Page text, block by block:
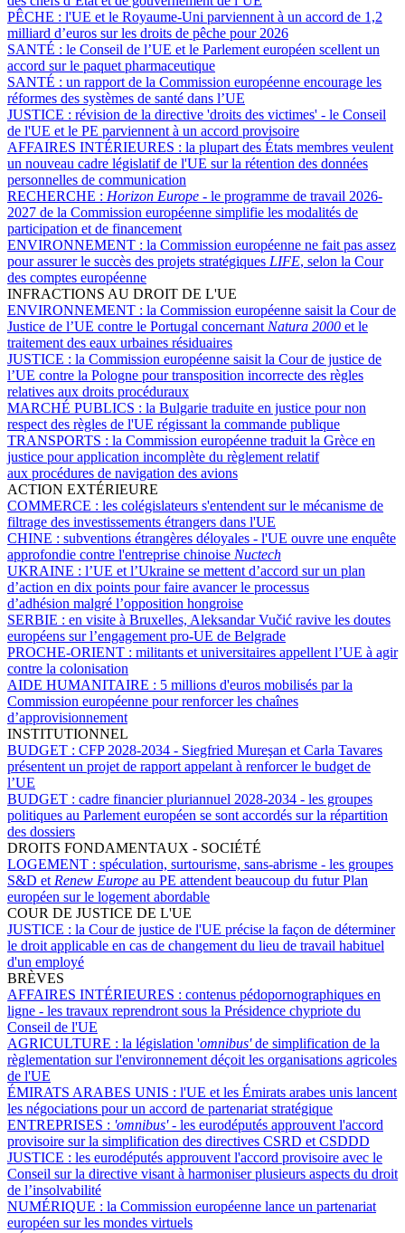
PÊCHE : l'UE et le Royaume-Uni parviennent à un accord de 1,2
milliard d’euros sur les droits de pêche pour 2026
SANTÉ : le Conseil de l’UE et le Parlement européen scellent un
accord sur le paquet pharmaceutique
SANTÉ : un rapport de la Commission européenne encourage les
réformes des systèmes de santé dans l’UE
JUSTICE : révision de la directive 'droits des victimes' - le Conseil
de l'UE et le PE parviennent à un accord provisoire
AFFAIRES INTÉRIEURES : la plupart des États membres veulent
un nouveau cadre législatif de l'UE sur la rétention des données
personnelles de communication
RECHERCHE : Horizon Europe - le programme de travail 2026-
2027 de la Commission européenne simplifie les modalités de
participation et de financement
ENVIRONNEMENT : la Commission européenne ne fait pas assez
pour assurer le succès des projets stratégiques LIFE, selon la Cour
des comptes européenne
INFRACTIONS AU DROIT DE L'UE
ENVIRONNEMENT : la Commission européenne saisit la Cour de
Justice de l’UE contre le Portugal concernant Natura 2000 et le
traitement des eaux urbaines résiduaires
JUSTICE : la Commission européenne saisit la Cour de justice de
l’UE contre la Pologne pour transposition incorrecte des règles
relatives aux droits procéduraux
MARCHÉ PUBLICS : la Bulgarie traduite en justice pour non
respect des règles de l'UE régissant la commande publique
TRANSPORTS : la Commission européenne traduit la Grèce en
justice pour application incomplète du règlement relatif
aux procédures de navigation des avions
ACTION EXTÉRIEURE
COMMERCE : les colégislateurs s'entendent sur le mécanisme de
filtrage des investissements étrangers dans l'UE
CHINE : subventions étrangères déloyales - l'UE ouvre une enquête
approfondie contre l'entreprise chinoise Nuctech
UKRAINE : l’UE et l’Ukraine se mettent d’accord sur un plan
d’action en dix points pour faire avancer le processus
d’adhésion malgré l’opposition hongroise
SERBIE : en visite à Bruxelles, Aleksandar Vučić ravive les doutes
européens sur l’engagement pro-UE de Belgrade
PROCHE-ORIENT : militants et universitaires appellent l’UE à agir
contre la colonisation
AIDE HUMANITAIRE : 5 millions d'euros mobilisés par la
Commission européenne pour renforcer les chaînes
d’approvisionnement
INSTITUTIONNEL
BUDGET : CFP 2028-2034 - Siegfried Mureşan et Carla Tavares
présentent un projet de rapport appelant à renforcer le budget de
l’UE
BUDGET : cadre financier pluriannuel 2028-2034 - les groupes
politiques au Parlement européen se sont accordés sur la répartition
des dossiers
DROITS FONDAMENTAUX - SOCIÉTÉ
LOGEMENT : spéculation, surtourisme, sans-abrisme - les groupes
S&D et Renew Europe au PE attendent beaucoup du futur Plan
européen sur le logement abordable
COUR DE JUSTICE DE L'UE
JUSTICE : la Cour de justice de l'UE précise la façon de déterminer
le droit applicable en cas de changement du lieu de travail habituel
d'un employé
BRÈVES
AFFAIRES INTÉRIEURES : contenus pédopornographiques en
ligne - les travaux reprendront sous la Présidence chypriote du
Conseil de l'UE
AGRICULTURE : la législation 'omnibus'de simplification de la
règlementation sur l'environnement déçoit les organisations agricoles
de l'UE
ÉMIRATS ARABES UNIS : l'UE et les Émirats arabes unis lancent
les négociations pour un accord de partenariat stratégique
ENTREPRISES : 'omnibus'- les eurodéputés approuvent l'accord
provisoire sur la simplification des directives CSRD et CSDDD
JUSTICE : les eurodéputés approuvent l'accord provisoire avec le
Conseil sur la directive visant à harmoniser plusieurs aspects du droit
de l’insolvabilité
NUMÉRIQUE : la Commission européenne lance un partenariat
européen sur les mondes virtuels